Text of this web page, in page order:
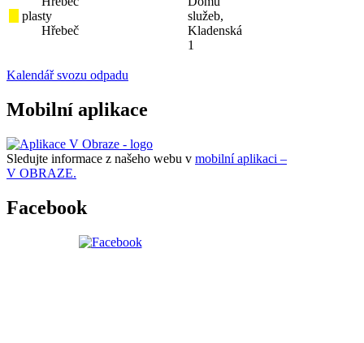
plasty
Hřebeč
služeb,
Kladenská
1
Kalendář svozu odpadu
Mobilní aplikace
Sledujte informace z našeho webu v mobilní aplikaci –
V OBRAZE.
Facebook